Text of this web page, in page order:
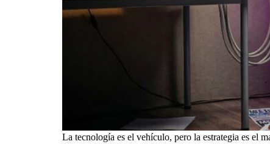
La tecnología es el vehículo, pero la estrategia es el